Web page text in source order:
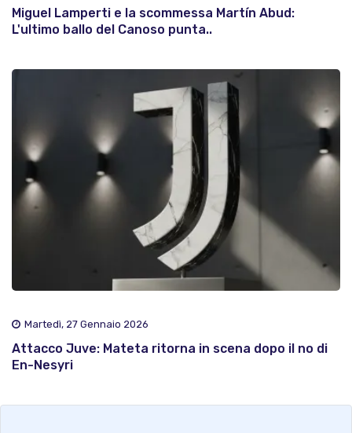
Miguel Lamperti e la scommessa Martín Abud:
L'ultimo ballo del Canoso punta..
Martedì, 27 Gennaio 2026
Attacco Juve: Mateta ritorna in scena dopo il no di
En-Nesyri